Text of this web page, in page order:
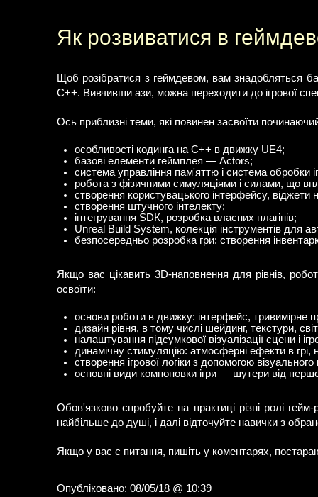
Як розвиватися в
Щоб розібратися з геймдевом, вам знадобляться
С++. Вивчивши ази, можна переходити до ігрової
Ось приблизні теми, які повинен засвоїти
особливості кодинга на С++ в движку UE4;
базові елементи геймплея — Actors;
система управління пам'яттю і система обробки
робота з фізичними симуляціями і силами, що
створення користувацького інтерфейсу, віджети
створення штучного інтелекту;
інтегрування SDК, розробка власних плагінів;
Unreal Build System, колекція інструментів для
безпосередньо розробка гри: створення
Якщо вас цікавить 3D-наповнення для рівнів,
освоїти:
основи роботи в движку: інтерфейс, тривимірне
дизайн рівня, в тому числі шейдинг, текстури,
налаштування підсумкової візуалізації сцени і
динамічну стимуляцію: атмосферні ефекти в
створення ігрової логіки з допомогою
основні види компоновки ігри — шутери від
Обов'язково спробуйте на практиці різні ролі
найбільше до душі, і далі відточуйте навички з
Якщо у вас є питання, пишіть у коментарях,
Опубліковано: 08/05/18 @ 10:39